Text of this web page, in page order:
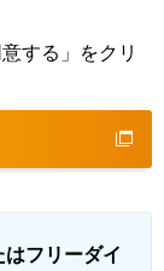
務、外国為
びこれらに
する」をクリ
フリーダイ